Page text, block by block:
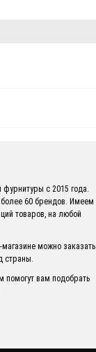
с 2015 года.
60 брендов. Имеем
товаров, на любой
можно заказать
страны.
помогут вам подобрать